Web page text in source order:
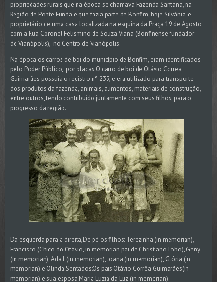
propriedades rurais que na época se chamava Fazenda Santana, na
Região de Ponte Funda e que fazia parte de Bonfim, hoje Silvânia, e
proprietário de uma casa localizada na esquina da Praça 19 de Agosto
com a Rua Coronel Felismino de Souza Viana (Bonfinense fundador
de Vianópolis), no Centro de Vianópolis.
Na época os carros de boi do município de Bonfim, eram identificados
pelo Poder Público, por placas.O carro de boi de Otávio Correa
Guimarães possuía o registro n° 233, e era utilizado para transporte
dos produtos da fazenda, animais, alimentos, materiais de construção,
entre outros, tendo contribuído juntamente com seus filhos, para o
progresso da região.
Da esquerda para a direita,De pé os filhos: Terezinha (in memorian),
Francisco (Chico do Otávio, in memorian pai de Christiano Lobo), Geny
(in memorian), Adail (in memorian), Joana (in memorian), Glória (in
memorian) e Olinda.Sentados:Os pais:Otávio Corrêa Guimarães(in
memorian) e sua esposa Maria Luzia da Luz (in memorian).